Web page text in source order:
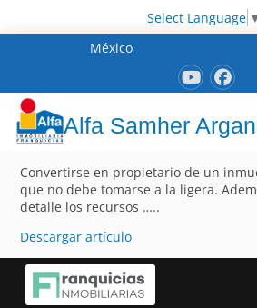
Select Language
México
Alfa Samher
Convertirse en propietario de un
que no debe tomarse a la ligera.
detalle los recursos …..
Descargar artículo